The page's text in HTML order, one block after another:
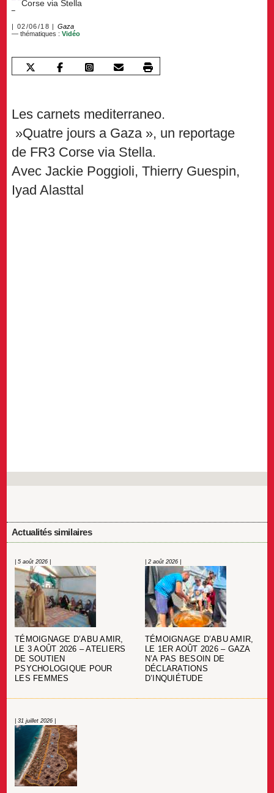
02/06/18
Gaza
— thématiques :Vidéo
Les carnets mediterraneo.
»Quatre jours a Gaza », un reportage
de FR3 Corse via Stella.
Avec Jackie Poggioli, Thierry Guespin,
Iyad Alasttal
Actualités similaires
| 5 août 2026 |
TÉMOIGNAGE D’ABU AMIR,
LE 3 AOÛT 2026 – ATELIERS
DE SOUTIEN
PSYCHOLOGIQUE POUR
LES FEMMES
| 2 août 2026 |
TÉMOIGNAGE D’ABU AMIR,
LE 1ER AOÛT 2026 – GAZA
N’A PAS BESOIN DE
DÉCLARATIONS
D’INQUIÉTUDE
| 31 juillet 2026 |